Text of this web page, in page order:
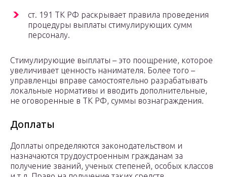
ст. 191 ТК РФ раскрывает правила проведения
процедуры выплаты стимулирующих сумм
персоналу.
Стимулирующие выплаты – это поощрение, которое
увеличивает ценность нанимателя. Более того –
управленцы вправе самостоятельно разрабатывать
локальные нормативы и вводить дополнительные,
не оговоренные в ТК РФ, суммы вознаграждения.
Доплаты
Доплаты определяются законодательством и
назначаются трудоустроенным гражданам за
получение званий, ученых степеней, особых классов